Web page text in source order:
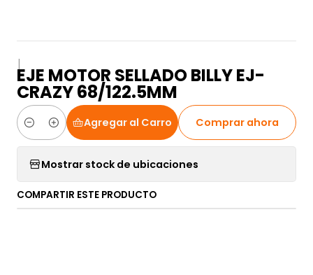
|
EJE MOTOR SELLADO BILLY EJ-
CRAZY 68/122.5MM
Cantidad
Agregar al Carro Comprar ahora
Mostrar stock de ubicaciones
COMPARTIR ESTE PRODUCTO